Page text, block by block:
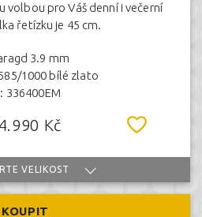
volbou pro Váš denní i večerní
řetízku je 45 cm.
3.9 mm
1000 bílé zlato
336400EM
Kč
VELIKOST
KOUPIT